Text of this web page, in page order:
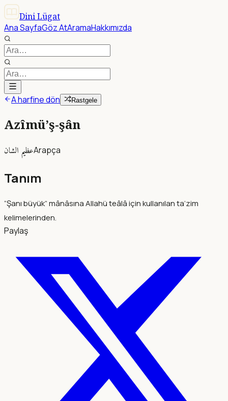
Dini Lügat
Ana SayfaGöz AtAramaHakkımızda
A harfine dön Rastgele
Azîmü’ş-şân
عظيم الشانArapça
Tanım
“Şanı büyük” mânâsına Allahü teâlâ için kullanılan ta‘zim
kelimelerinden.
Paylaş